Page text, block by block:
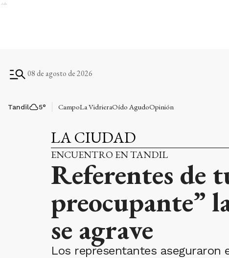
Ads
08 de agosto de 2026
Tandil 5° CampoLa VidrieraOído AgudoOpinión
LA CIUDAD
ENCUENTRO EN TANDIL
Referentes de
preocupante”
se agrave
Los representantes aseguraron